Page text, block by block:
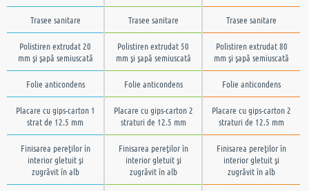
Trasee sanitare Trasee sanitare Trasee sanitare
Polistiren extrudat 20
mm şi şapă semiuscată
Polistiren extrudat 50
mm şi şapă semiuscată
Polistiren extrudat 80
mm şi şapă semiuscată
Folie anticondens Folie anticondens Folie anticondens
Placare cu gips-carton 1
strat de 12.5 mm
Placare cu gips-carton 2
straturi de 12.5 mm
Placare cu gips-carton 2
straturi de 12.5 mm
Finisarea pereţilor în
interior gletuit şi
zugrăvit în alb
Finisarea pereţilor în
interior gletuit şi
zugrăvit în alb
Finisarea pereţilor în
interior gletuit şi
zugrăvit în alb